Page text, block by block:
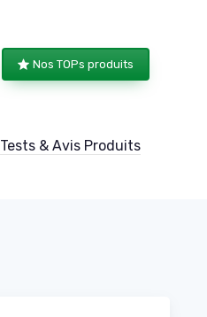
Nos TOPs produits
Tests & Avis Produits